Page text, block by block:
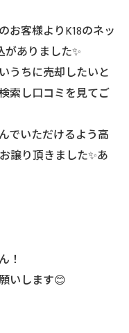
お客様よりK18のネッ
ありました✨
うちに売却したいと
索し口コミを見てご
でいただけるよう高
譲り頂きました✨あ
！
いします😊